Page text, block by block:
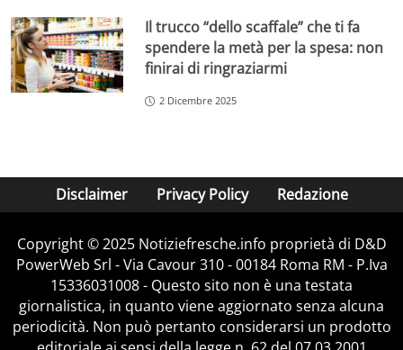
Il trucco “dello scaffale” che ti fa
spendere la metà per la spesa: non
finirai di ringraziarmi
2 Dicembre 2025
Disclaimer Privacy Policy Redazione
Copyright © 2025 Notiziefresche.info proprietà di D&D
PowerWeb Srl - Via Cavour 310 - 00184 Roma RM - P.Iva
15336031008 - Questo sito non è una testata
giornalistica, in quanto viene aggiornato senza alcuna
periodicità. Non può pertanto considerarsi un prodotto